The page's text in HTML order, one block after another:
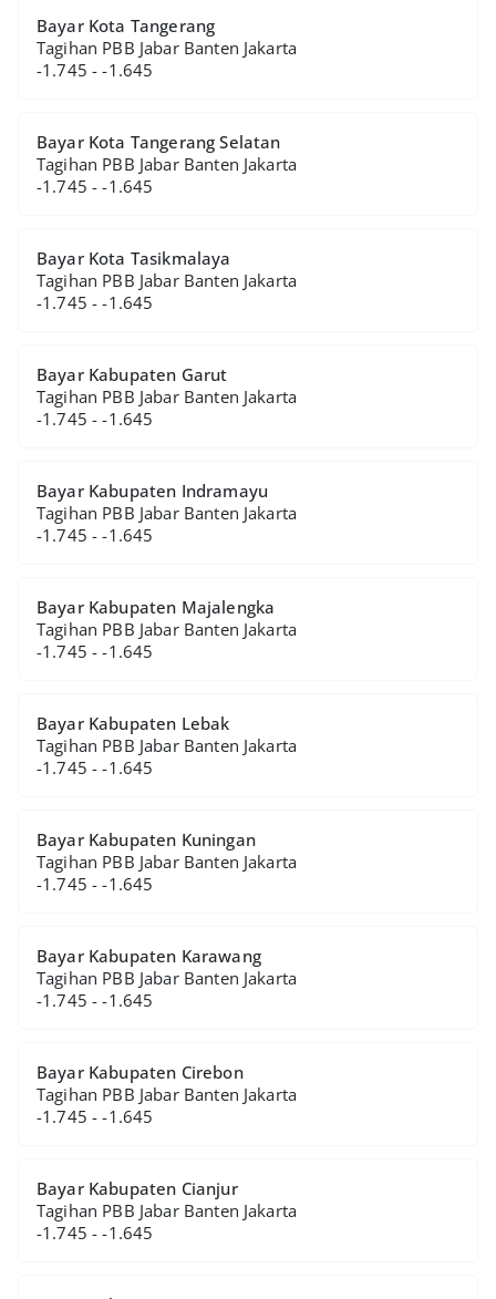
Bayar Kota Tangerang
Tagihan PBB Jabar Banten Jakarta
-1.745 - -1.645
Bayar Kota Tangerang Selatan
Tagihan PBB Jabar Banten Jakarta
-1.745 - -1.645
Bayar Kota Tasikmalaya
Tagihan PBB Jabar Banten Jakarta
-1.745 - -1.645
Bayar Kabupaten Garut
Tagihan PBB Jabar Banten Jakarta
-1.745 - -1.645
Bayar Kabupaten Indramayu
Tagihan PBB Jabar Banten Jakarta
-1.745 - -1.645
Bayar Kabupaten Majalengka
Tagihan PBB Jabar Banten Jakarta
-1.745 - -1.645
Bayar Kabupaten Lebak
Tagihan PBB Jabar Banten Jakarta
-1.745 - -1.645
Bayar Kabupaten Kuningan
Tagihan PBB Jabar Banten Jakarta
-1.745 - -1.645
Bayar Kabupaten Karawang
Tagihan PBB Jabar Banten Jakarta
-1.745 - -1.645
Bayar Kabupaten Cirebon
Tagihan PBB Jabar Banten Jakarta
-1.745 - -1.645
Bayar Kabupaten Cianjur
Tagihan PBB Jabar Banten Jakarta
-1.745 - -1.645